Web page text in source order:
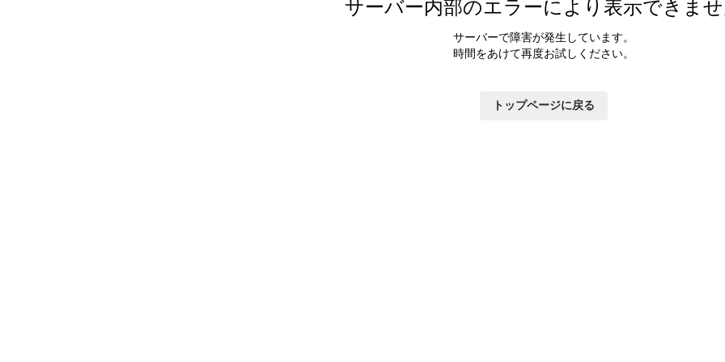
サーバー内部のエラーにより表示できま
サーバーで障害が発生しています。
時間をあけて再度お試しください。
トップページに戻る